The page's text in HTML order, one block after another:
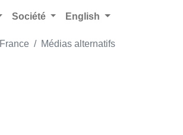
Société English
France Médias alternatifs